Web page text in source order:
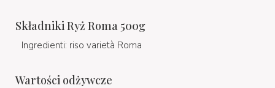
Składniki Ryż Roma 500g
Ingredienti: riso varietà Roma
Wartości odżywcze